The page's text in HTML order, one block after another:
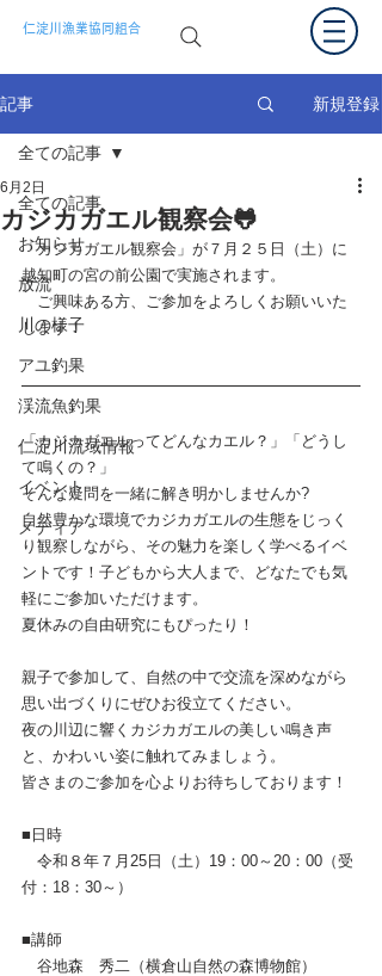
仁淀川漁業協同組合
記事 新規登録
全ての記事
お知らせ
放流
川の様子
アユ釣果
渓流魚釣果
仁淀川流域情報
イベント
メディア
全ての記事
カジカガエル観察会🐸
6月2日
「カジカガエル観察会」が７月２５日（土）に
越知町の宮の前公園で実施されます。
ご興味ある方、ご参加をよろしくお願いいた
します！
「カジカガエルってどんなカエル？」「どうし
て鳴くの？」
そんな疑問を一緒に解き明かしませんか?
自然豊かな環境でカジカガエルの生態をじっく
り観察しながら、その魅力を楽しく学べるイベ
ントです！子どもから大人まで、どなたでも気
軽にご参加いただけます。
夏休みの自由研究にもぴったり！
親子で参加して、自然の中で交流を深めながら
思い出づくりにぜひお役立てください。
夜の川辺に響くカジカガエルの美しい鳴き声
と、かわいい姿に触れてみましょう。
皆さまのご参加を心よりお待ちしております！
■日時
令和８年７月25日（土）19：00～20：00（受
付：18：30～）
■講師
谷地森　秀二（横倉山自然の森博物館）